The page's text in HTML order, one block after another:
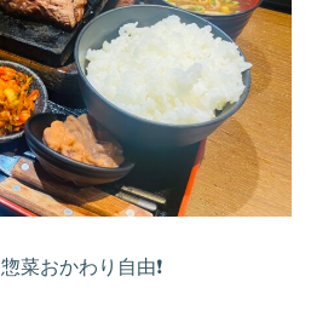
菜おかわり自由❗️